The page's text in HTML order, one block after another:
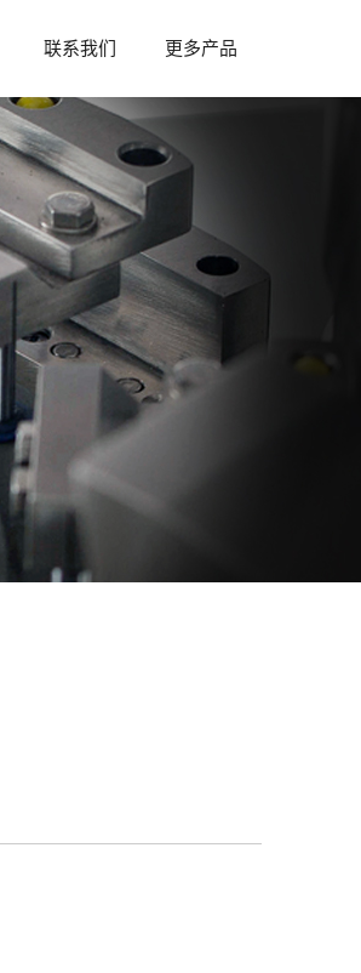
中南药机曾参与多省市制药行业制药技能
比赛，为各比赛赛事提供赛事设备及技术
支持，拥有丰富赛事承办经验，可提供赛
事举办合作支持...
联系我们 更多产品